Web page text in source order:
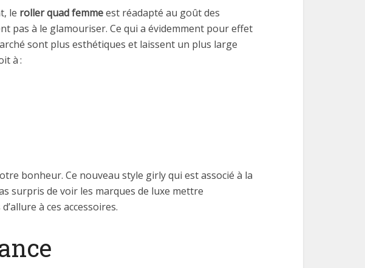
le roller quad femmeest réadapté au goût des
pas à le glamouriser. Ce qui a évidemment pour effet
sont plus esthétiques et laissent un plus large
à :
bonheur. Ce nouveau style girly qui est associé à la
surpris de voir les marques de luxe mettre
à ces accessoires.